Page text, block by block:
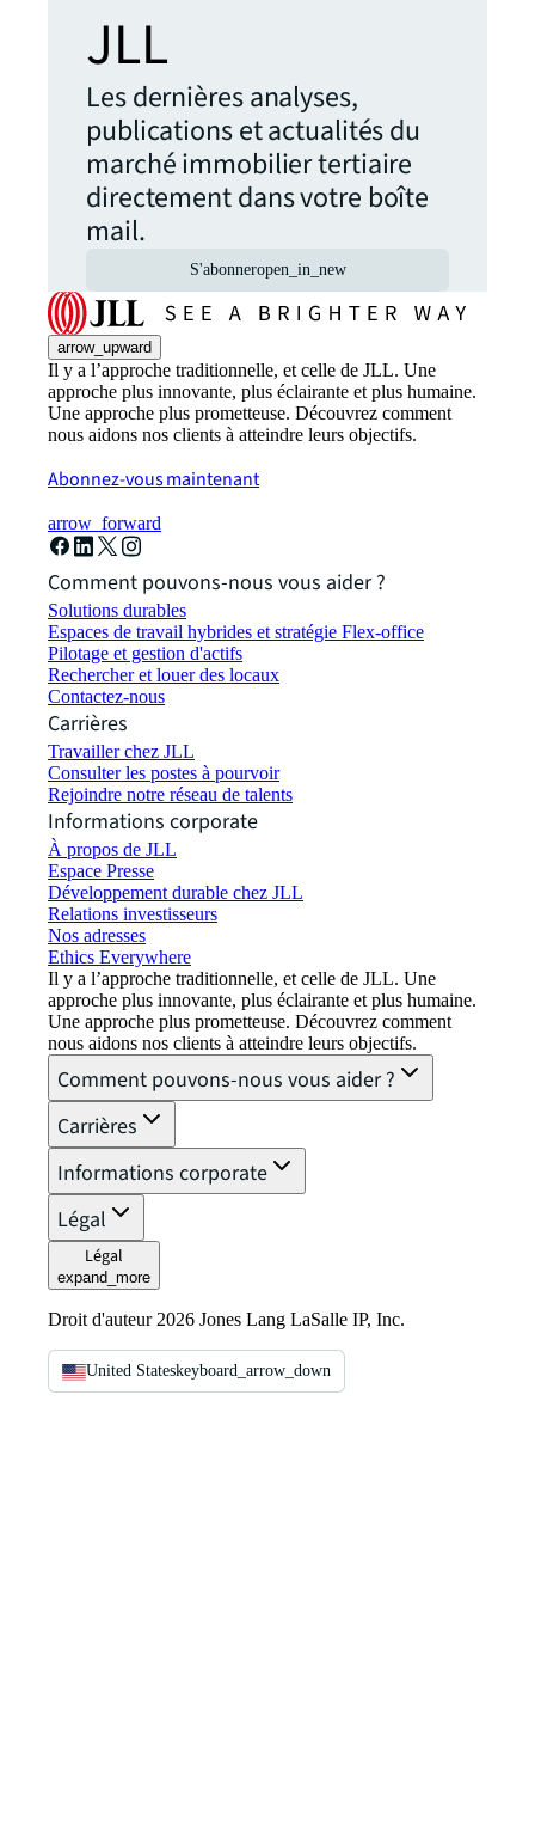
JLL
Les dernières analyses,
publications et actualités du
marché immobilier tertiaire
directement dans votre boîte
mail.
S'abonneropen_in_new
arrow_upward
Il y a l’approche traditionnelle, et celle de JLL. Une
approche plus innovante, plus éclairante et plus humaine.
Une approche plus prometteuse. Découvrez comment
nous aidons nos clients à atteindre leurs objectifs.
Abonnez-vous maintenant
arrow_forward
Comment pouvons-nous vous aider ?
Solutions durables
Espaces de travail hybrides et stratégie Flex-office
Pilotage et gestion d'actifs
Rechercher et louer des locaux
Contactez-nous
Carrières
Travailler chez JLL
Consulter les postes à pourvoir
Rejoindre notre réseau de talents
Informations corporate
À propos de JLL
Espace Presse
Développement durable chez JLL
Relations investisseurs
Nos adresses
Ethics Everywhere
Il y a l’approche traditionnelle, et celle de JLL. Une
approche plus innovante, plus éclairante et plus humaine.
Une approche plus prometteuse. Découvrez comment
nous aidons nos clients à atteindre leurs objectifs.
Comment pouvons-nous vous aider ?
Carrières
Informations corporate
Légal
Légal
expand_more
Droit d'auteur 2026 Jones Lang LaSalle IP, Inc.
United Stateskeyboard_arrow_down